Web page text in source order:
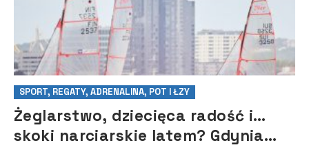
SPORT, REGATY, ADRENALINA, POT I ŁZY
Żeglarstwo, dziecięca radość i…
skoki narciarskie latem? Gdynia